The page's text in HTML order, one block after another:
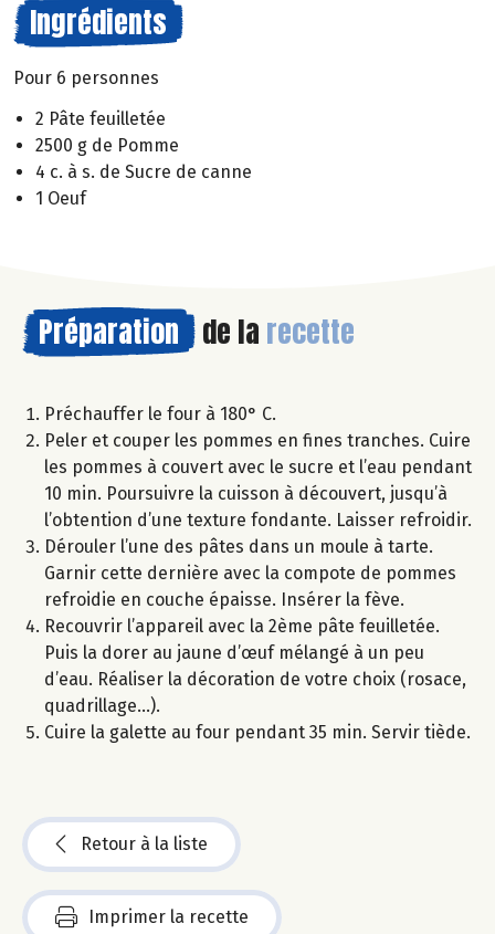
Ingrédients
Pour 6 personnes
2 Pâte feuilletée
2500 g de Pomme
4 c. à s. de Sucre de canne
1 Oeuf
Préparation de la recette
Préchauffer le four à 180° C.
Peler et couper les pommes en fines tranches. Cuire
les pommes à couvert avec le sucre et l’eau pendant
10 min. Poursuivre la cuisson à découvert, jusqu’à
l’obtention d’une texture fondante. Laisser refroidir.
Dérouler l’une des pâtes dans un moule à tarte.
Garnir cette dernière avec la compote de pommes
refroidie en couche épaisse. Insérer la fève.
Recouvrir l’appareil avec la 2ème pâte feuilletée.
Puis la dorer au jaune d’œuf mélangé à un peu
d’eau. Réaliser la décoration de votre choix (rosace,
quadrillage...).
Cuire la galette au four pendant 35 min. Servir tiède.
Retour à la liste
Imprimer la recette